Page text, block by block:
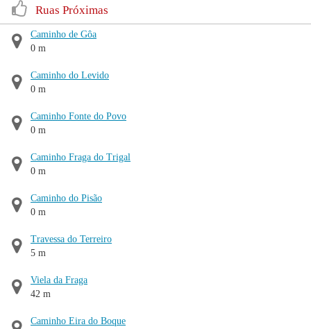
Ruas Próximas
Caminho de Gôa
0 m
Caminho do Levido
0 m
Caminho Fonte do Povo
0 m
Caminho Fraga do Trigal
0 m
Caminho do Pisão
0 m
Travessa do Terreiro
5 m
Viela da Fraga
42 m
Caminho Eira do Boque